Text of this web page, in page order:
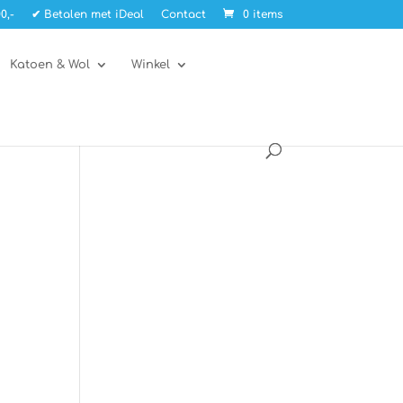
✔ Betalen met iDeal Contact 0 items
Katoen & Wol Winkel